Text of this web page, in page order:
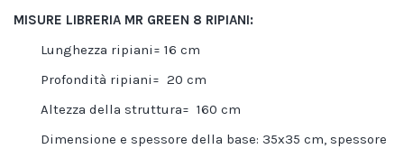
MISURE LIBRERIA MR GREEN 8 RIPIANI:
Lunghezza ripiani= 16 cm
Profondità ripiani= 20 cm
Altezza della struttura= 160 cm
Dimensione e spessore della base: 35x35 cm, spessore